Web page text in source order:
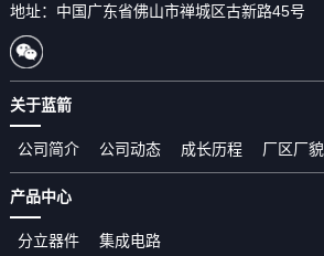
地址：中国广东省佛山市禅城区古新路45号
关于蓝箭
公司简介 公司动态 成长历程 厂区厂貌
产品中心
分立器件 集成电路